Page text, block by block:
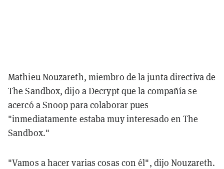
Mathieu Nouzareth, miembro de la junta directiva de
The Sandbox, dijo a Decrypt que la compañía se
acercó a Snoop para colaborar pues
"inmediatamente estaba muy interesado en The
Sandbox."
"Vamos a hacer varias cosas con él", dijo Nouzareth.